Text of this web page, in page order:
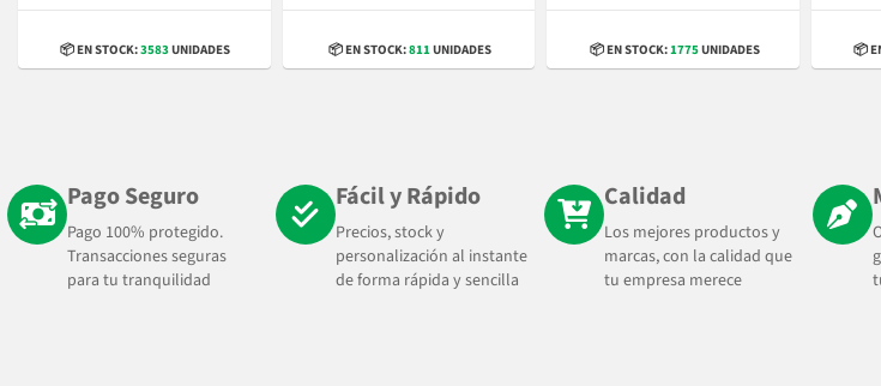
📦 EN STOCK:3583UNIDADES 📦 EN STOCK:811UNIDADES 📦 EN STOCK:1775UNIDADES 📦
Pago Seguro
Pago 100% protegido.
Transacciones seguras
para tu tranquilidad
Fácil y Rápido
Precios, stock y
personalización al instante
de forma rápida y sencilla
Calidad
Los mejores productos y
marcas, con la calidad que
tu empresa merece